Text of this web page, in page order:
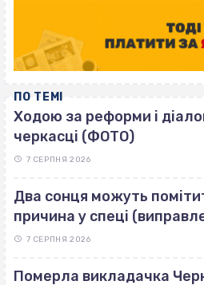
ПО ТЕМІ
Ходою за реформи і
черкасці (ФОТО)
7 СЕРПНЯ 2026
Два сонця можуть
причина у спеці
7 СЕРПНЯ 2026
Померла викладачка